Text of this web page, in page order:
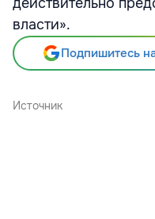
власти».
Подпишитесь
Источник